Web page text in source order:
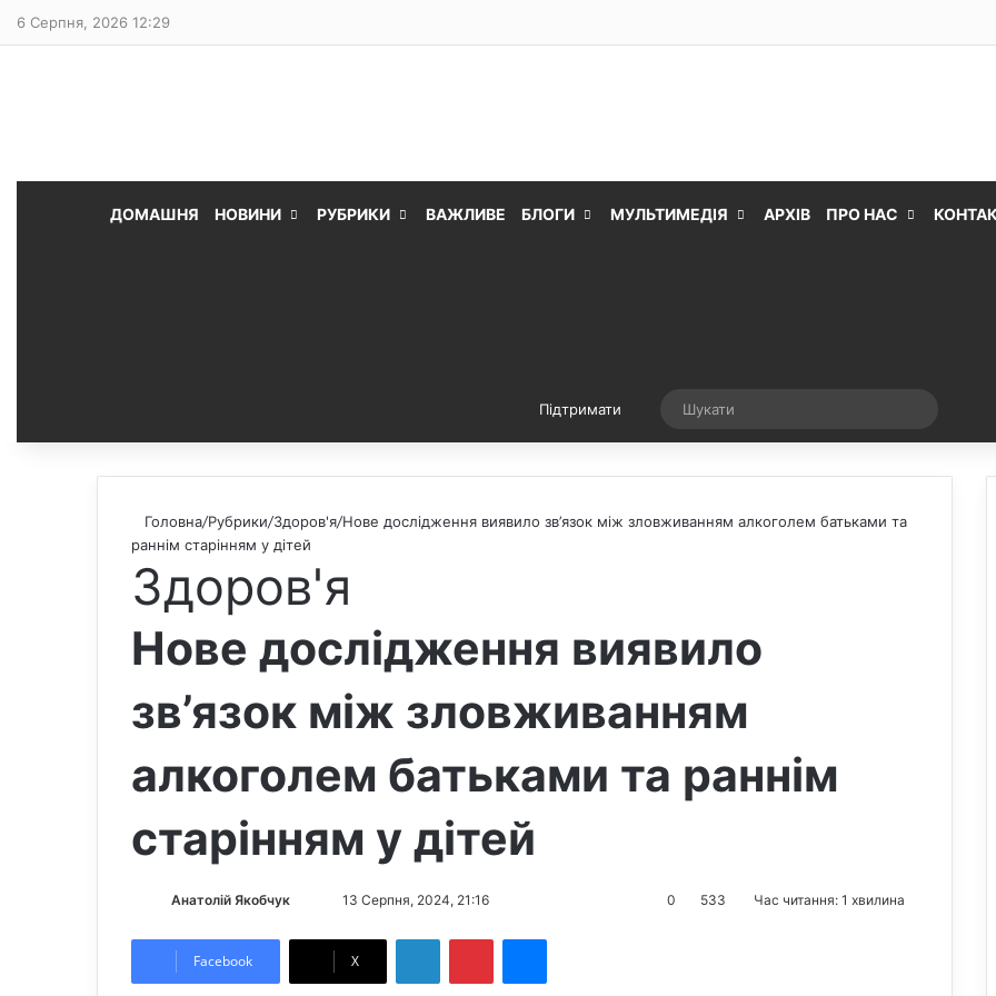
6 Серпня, 2026 12:29
ДОМАШНЯ НОВИНИ РУБРИКИ ВАЖЛИВЕ БЛОГИ МУЛЬТИМЕДІЯ АРХІВ ПРО НАС
Підтримати Випадкова стаття
Головна/Рубрики/Здоров'я/Нове дослідження виявило зв’язок між зловживанням алкоголем батьками та
раннім старінням у дітей
Здоров'я
Нове дослідження виявило
зв’язок між зловживанням
алкоголем батьками та раннім
старінням у дітей
Анатолій Якобчук
l d
13 Серпня, 2024, 21:16 0 533 Час читання: 1 хвилина
Facebook X